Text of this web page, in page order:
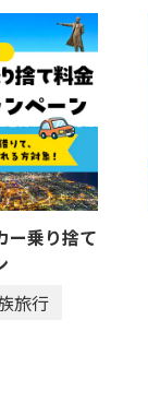
ー乗り捨て
旅行